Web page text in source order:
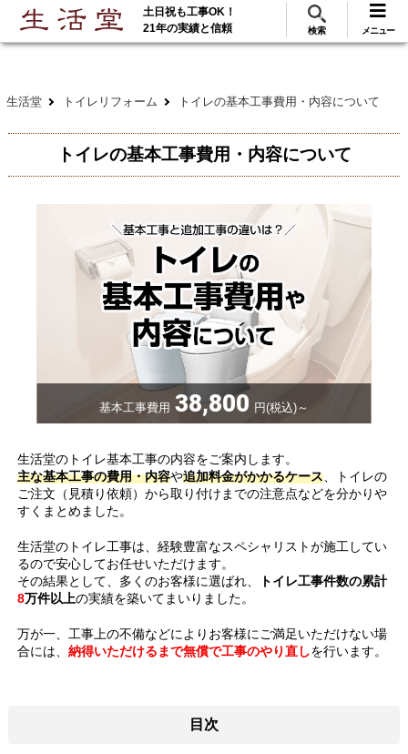
ご利用 288万･工事実績117万件! 無料見積
土日祝も工事OK！
21年の実績と信頼
検索 メニュー
生活堂 トイレリフォーム トイレの基本工事費用・内容について
トイレの基本工事費用・内容について
基本工事費用 38,800 円(税込)～
生活堂のトイレ基本工事の内容をご案内します。
主な基本工事の費用・内容や追加料金がかかるケース、トイレの
ご注文（見積り依頼）から取り付けまでの注意点などを分かりや
すくまとめました。
生活堂のトイレ工事は、経験豊富なスペシャリストが施工してい
るので安心してお任せいただけます。
その結果として、多くのお客様に選ばれ、
トイレ工事件数の累計
8万件以上の実績を築いてまいりました。
万が一、工事上の不備などによりお客様にご満足いただけない場
合には、 納得いただけるまで無償で工事のやり直しを行います。
目次